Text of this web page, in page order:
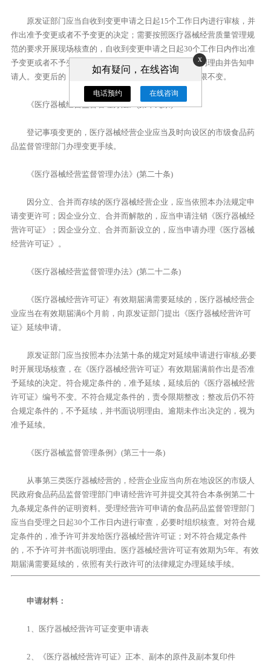
原发证部门应当自收到变更申请之日起15个工作日内进行审核，并
作出准予变更或者不予变更的决定；需要按照医疗器械经营质量管理规
范的要求开展现场核查的，自收到变更申请之日起30个工作日内作出准
予变更或者不予变更的决定。不予变更的，应当书面说明理由并告知申
请人。变更后的《医疗器械经营许可证》编号和有效期限不变。
《医疗器械经营监督管理办法》(第十九条)
登记事项变更的，医疗器械经营企业应当及时向设区的市级食品药
品监督管理部门办理变更手续。
《医疗器械经营监督管理办法》(第二十条)
因分立、合并而存续的医疗器械经营企业，应当依照本办法规定申
请变更许可；因企业分立、合并而解散的，应当申请注销《医疗器械经
营许可证》；因企业分立、合并而新设立的，应当申请办理《医疗器械
经营许可证》。
《医疗器械经营监督管理办法》(第二十二条)
《医疗器械经营许可证》有效期届满需要延续的，医疗器械经营企
业应当在有效期届满6个月前，向原发证部门提出《医疗器械经营许可
证》延续申请。
原发证部门应当按照本办法第十条的规定对延续申请进行审核,必要
时开展现场核查，在《医疗器械经营许可证》有效期届满前作出是否准
予延续的决定。符合规定条件的，准予延续，延续后的《医疗器械经营
许可证》编号不变。不符合规定条件的，责令限期整改；整改后仍不符
合规定条件的，不予延续，并书面说明理由。逾期未作出决定的，视为
准予延续。
《医疗器械监督管理条例》(第三十一条)
从事第三类医疗器械经营的，经营企业应当向所在地设区的市级人
民政府食品药品监督管理部门申请经营许可并提交其符合本条例第二十
九条规定条件的证明资料。受理经营许可申请的食品药品监督管理部门
应当自受理之日起30个工作日内进行审查，必要时组织核查。对符合规
定条件的，准予许可并发给医疗器械经营许可证；对不符合规定条件
的，不予许可并书面说明理由。医疗器械经营许可证有效期为5年。有效
期届满需要延续的，依照有关行政许可的法律规定办理延续手续。
申请材料：
1、医疗器械经营许可证变更申请表
2、《医疗器械经营许可证》正本、副本的原件及副本复印件
x
如有疑问，在线咨询
电话预约 在线咨询